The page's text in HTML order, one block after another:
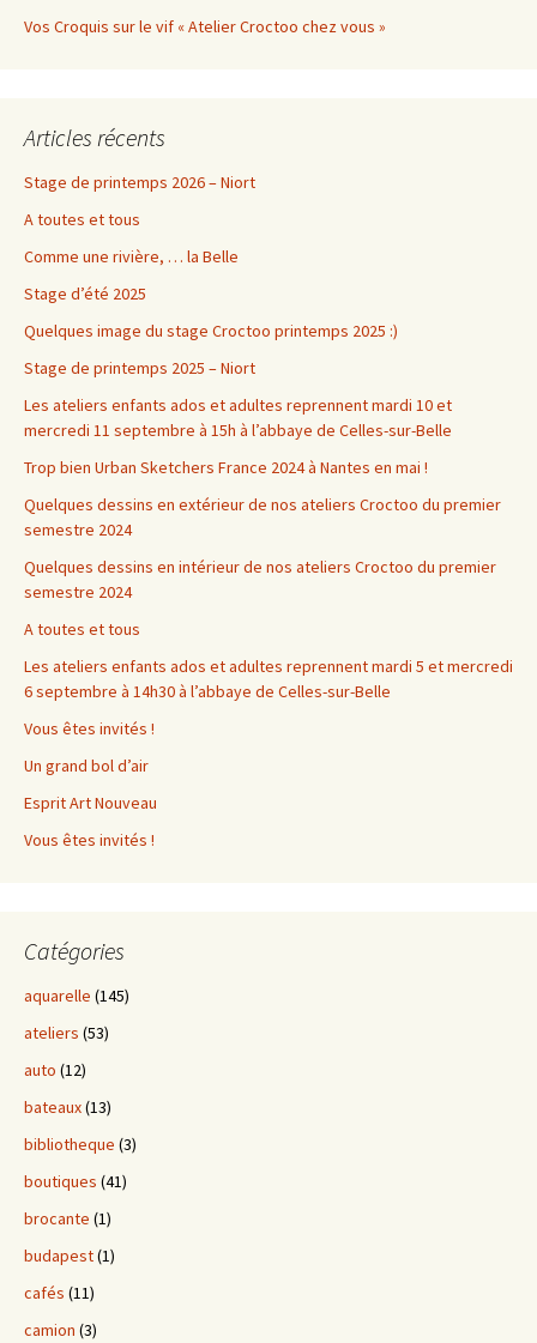
Vos Croquis sur le vif « Atelier Croctoo chez vous »
Articles récents
Stage de printemps 2026 – Niort
A toutes et tous
Comme une rivière, … la Belle
Stage d’été 2025
Quelques image du stage Croctoo printemps 2025 :)
Stage de printemps 2025 – Niort
Les ateliers enfants ados et adultes reprennent mardi 10 et
mercredi 11 septembre à 15h à l’abbaye de Celles-sur-Belle
Trop bien Urban Sketchers France 2024 à Nantes en mai !
Quelques dessins en extérieur de nos ateliers Croctoo du premier
semestre 2024
Quelques dessins en intérieur de nos ateliers Croctoo du premier
semestre 2024
A toutes et tous
Les ateliers enfants ados et adultes reprennent mardi 5 et mercredi
6 septembre à 14h30 à l’abbaye de Celles-sur-Belle
Vous êtes invités !
Un grand bol d’air
Esprit Art Nouveau
Vous êtes invités !
Catégories
aquarelle (145)
ateliers (53)
auto (12)
bateaux(13)
bibliotheque (3)
boutiques (41)
brocante (1)
budapest(1)
cafés (11)
camion (3)